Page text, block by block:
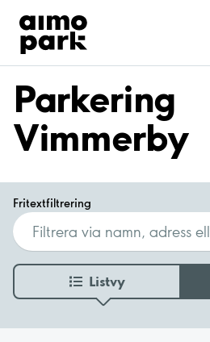
Hitta parkering
Samarbete
Kundservice
Om Aimo Park
Parkering
Vimmerby
Fritextfiltrering
Listvy